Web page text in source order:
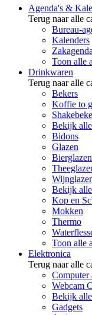
Agenda's &
Terug naar alle
Bureau-
Kalenders
Toon alle
Drinkwaren
Terug naar alle
Bekers
Koffie to
Bekijk
Bidons
Glazen
Bierglazen
Bekijk
Kop en
Mokken
Thermo
Toon alle
Elektronica
Terug naar alle
Computer
Webcam
Bekijk alle
Gadgets